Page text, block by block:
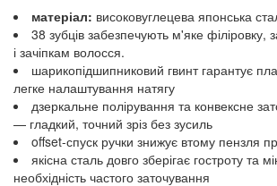
матеріал: високовуглецева японська
38 зубців забезпечують м'яке філіровку,
і зачіпкам волосся.
шарикопідшипниковий гвинт гарантує
легке налаштування натягу
дзеркальне полірування та конвексне
— гладкий, точний зріз без зусиль
offset-спуск ручки знижує втому пензля
якісна сталь довго зберігає гостроту та
необхідність частого заточування